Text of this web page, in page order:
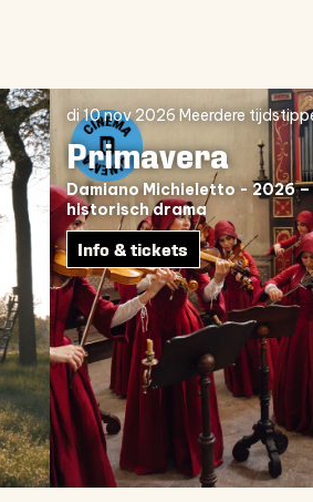
Primavera
Damiano Michieletto - 2026 –
historisch drama
di 10 nov 2026 Meerdere
Info & tickets